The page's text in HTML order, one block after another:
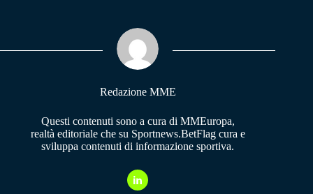
pp m
Redazione MME
Questi contenuti sono a cura di MMEuropa,
realtà editoriale che su Sportnews.BetFlag cura e
sviluppa contenuti di informazione sportiva.